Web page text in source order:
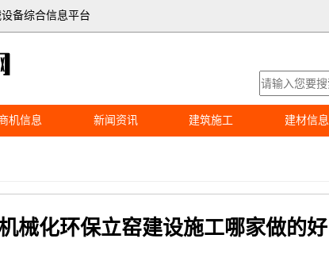
备综合信息平台
机信息 新闻资讯 建筑施工 建材信息
械化环保立窑建设施工哪家做的好